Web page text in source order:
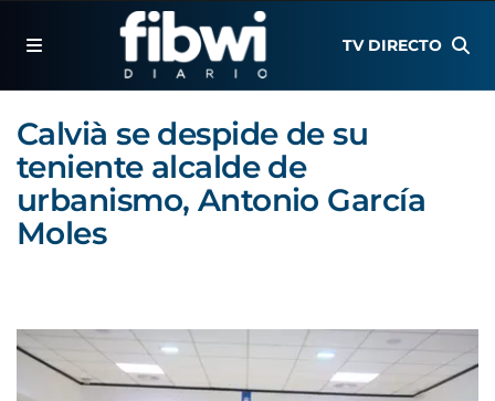
TV DIRECTO
Calvià se despide de su
teniente alcalde de
urbanismo, Antonio García
Moles